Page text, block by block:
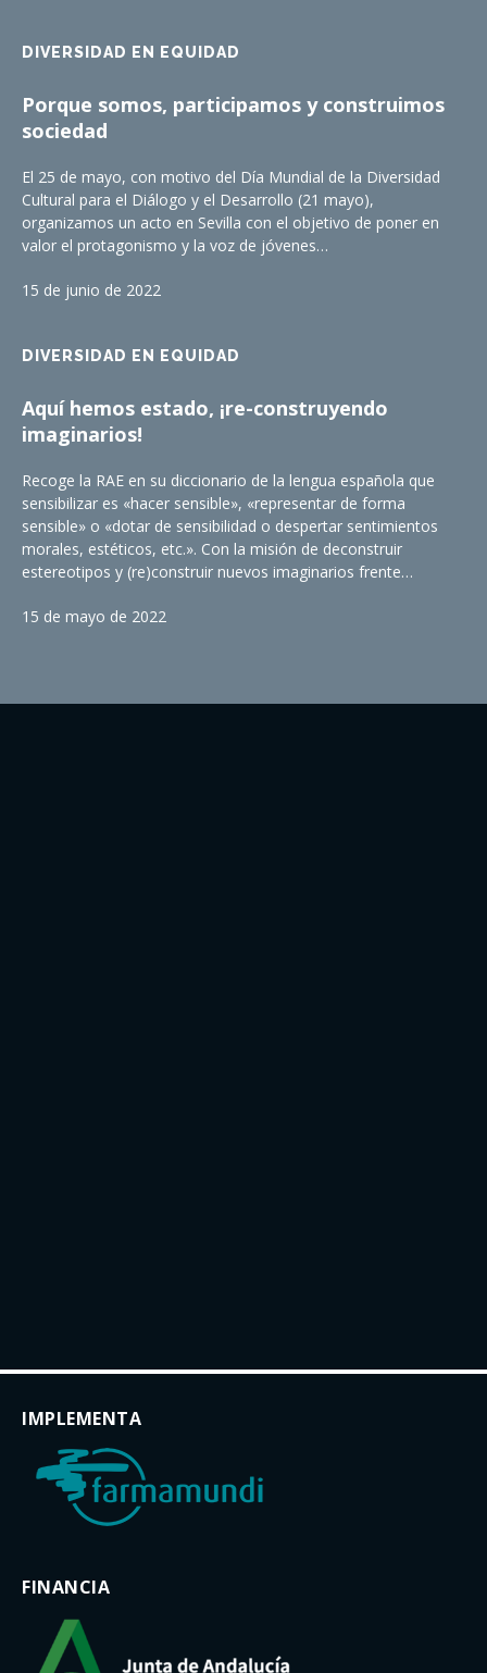
DIVERSIDAD EN EQUIDAD
Porque somos, participamos y construimos
sociedad
El 25 de mayo, con motivo del Día Mundial de la Diversidad
Cultural para el Diálogo y el Desarrollo (21 mayo),
organizamos un acto en Sevilla con el objetivo de poner en
valor el protagonismo y la voz de jóvenes…
15 de junio de 2022
DIVERSIDAD EN EQUIDAD
Aquí hemos estado, ¡re-construyendo
imaginarios!
Recoge la RAE en su diccionario de la lengua española que
sensibilizar es «hacer sensible», «representar de forma
sensible» o «dotar de sensibilidad o despertar sentimientos
morales, estéticos, etc.». Con la misión de deconstruir
estereotipos y (re)construir nuevos imaginarios frente…
15 de mayo de 2022
IMPLEMENTA
FINANCIA